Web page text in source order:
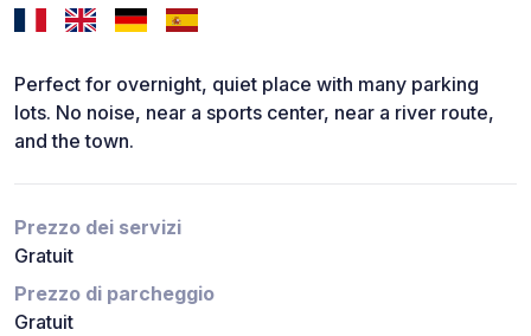
Perfect for overnight, quiet place with many parking
lots. No noise, near a sports center, near a river route,
and the town.
Prezzo dei servizi
Gratuit
Prezzo di parcheggio
Gratuit